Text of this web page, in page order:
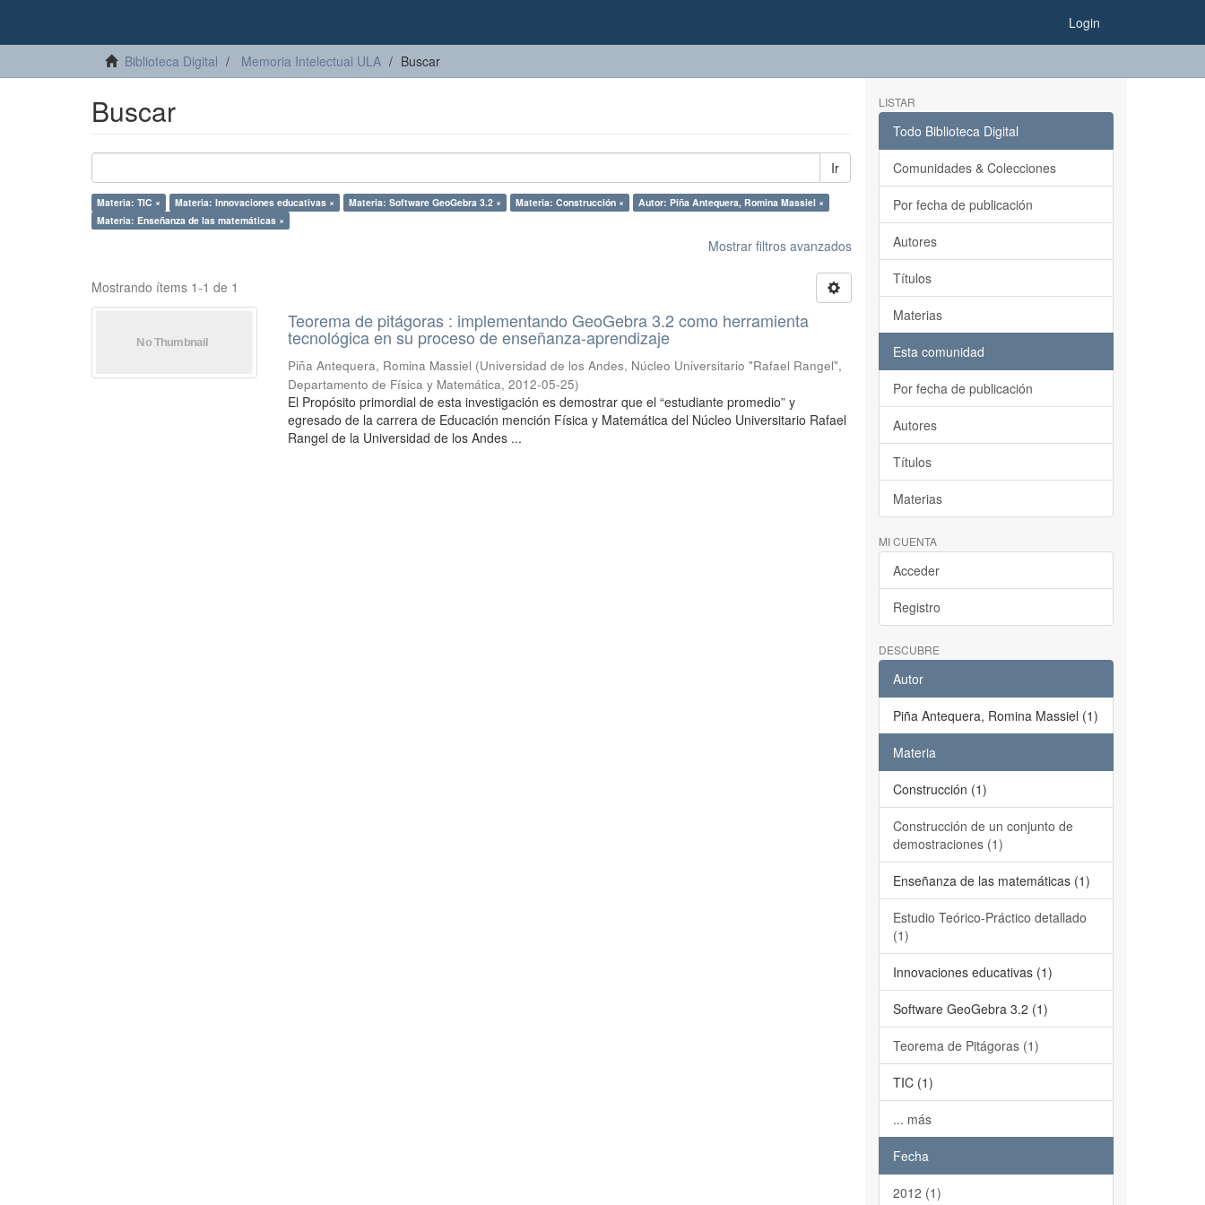
Login
Biblioteca Digital Memoria Intelectual ULA Buscar
Buscar
Ir
Materia: TIC × Materia: Innovaciones educativas × Materia: Software GeoGebra 3.2 × Materia: Construcción ×
Autor: Piña Antequera, Romina Massiel ×
Materia: Enseñanza de las matemáticas ×
Mostrar filtros avanzados
Mostrando ítems 1-1 de 1
Teorema de pitágoras : implementando GeoGebra 3.2 como herramienta
tecnológica en su proceso de enseñanza-aprendizaje
Piña Antequera, Romina Massiel (Universidad de los Andes, Núcleo Universitario "Rafael Rangel",
Departamento de Física y Matemática,2012-05-25)
El Propósito primordial de esta investigación es demostrar que el “estudiante promedio” y
egresado de la carrera de Educación mención Física y Matemática del Núcleo Universitario Rafael
Rangel de la Universidad de los Andes ...
LISTAR
Todo Biblioteca Digital
Comunidades & Colecciones
Por fecha de publicación
Autores
Títulos
Materias
Esta comunidad
Por fecha de publicación
Autores
Títulos
Materias
MI CUENTA
Acceder
Registro
DESCUBRE
Autor
Piña Antequera, Romina Massiel (1)
Materia
Construcción (1)
Construcción de un conjunto de
demostraciones (1)
Enseñanza de las matemáticas (1)
Estudio Teórico-Práctico detallado
(1)
Innovaciones educativas (1)
Software GeoGebra 3.2 (1)
Teorema de Pitágoras (1)
TIC (1)
... más
Fecha
2012 (1)